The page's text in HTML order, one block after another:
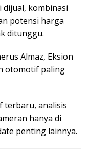
dijual, kombinasi
potensi harga
ditunggu.
Almaz, Eksion
otomotif paling
terbaru, analisis
hanya di
penting lainnya.